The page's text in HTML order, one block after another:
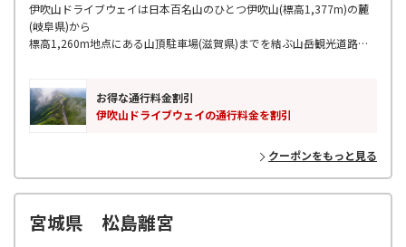
伊吹山ドライブウェイは日本百名山のひとつ伊吹山(標高1,377m)の麓
(岐阜県)から
標高1,260m地点にある山頂駐車場(滋賀県)までを結ぶ山岳観光道路で
フェとショッピングが楽しめます。
お得な通行料金割引
伊吹山ドライブウェイの通行料金を割引
クーポンをもっと見る
宮城県 松島離宮